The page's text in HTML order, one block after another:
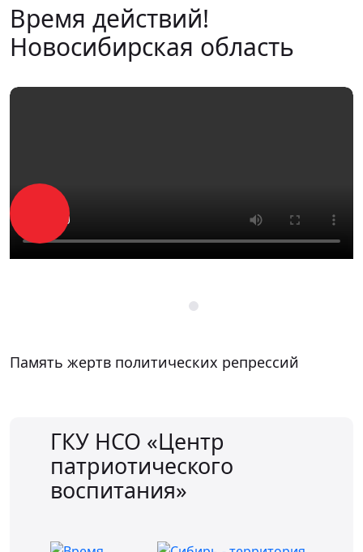
Время действий!
Новосибирская область
Память жертв политических репрессий
ГКУ НСО «Центр
патриотического
воспитания»